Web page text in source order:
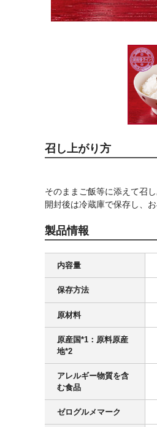
召し上がり方
そのままご飯等に添えて召し
開封後は冷蔵庫で保存し、
製品情報
内容量
保存方法
原材料
原産国*1：原料原産
地*2
アレルギー物質を含
む食品
ゼログルメマーク